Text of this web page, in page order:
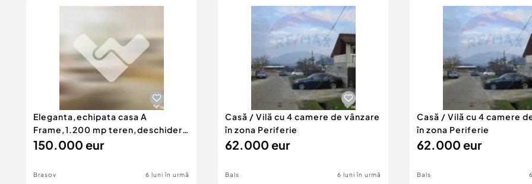
Eleganta,echipata casa A
Frame,1.200 mp teren,deschidere
Pia
150.000 eur
Brasov 6 luni în urmă
Casă / Vilă cu 4 camere de vânzare
în zona Periferie
62.000 eur
Bals 6 luni în urmă
Casă / Vilă cu 4 camere
în zona Periferie
62.000 eur
Bals